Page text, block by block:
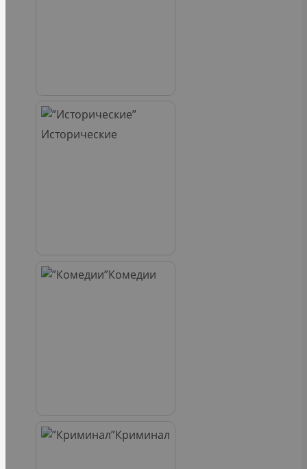
Исторические
Комедии
Криминал